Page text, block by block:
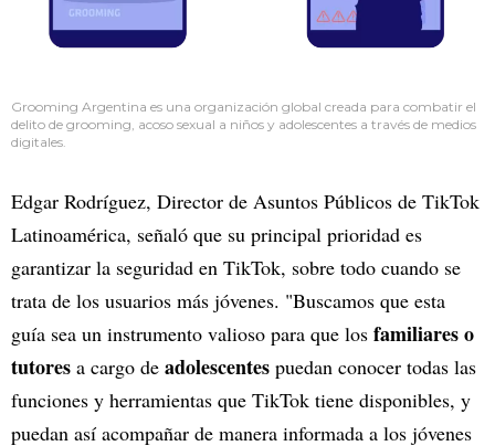
Grooming Argentina es una organización global creada para combatir el
delito de grooming, acoso sexual a niños y adolescentes a través de medios
digitales.
Edgar Rodríguez, Director de Asuntos Públicos de TikTok
Latinoamérica, señaló que su principal prioridad es
garantizar la seguridad en TikTok, sobre todo cuando se
trata de los usuarios más jóvenes. "Buscamos que esta
guía sea un instrumento valioso para que los familiares o
tutores a cargo de adolescentes puedan conocer todas las
funciones y herramientas que TikTok tiene disponibles, y
puedan así acompañar de manera informada a los jóvenes